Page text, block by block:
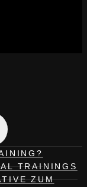
TRAININGS
ZUM